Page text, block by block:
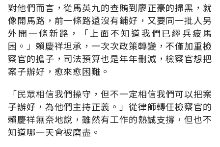
對他們而言，從馬英九的查賄到廖正豪的掃黑，就
像開馬路，前一條路還沒有鋪好，又要同一批人另
外開一條新路，「上面不知道我們已經兵疲馬
困。」賴慶祥坦承，一次次政策轉變，不僅加重檢
察官的擔子，司法預算也是年年刪減，檢察官想把
案子辦好，愈來愈困難。
「民眾相信我們操守，但不一定相信我們可以把案
子辦好，為他們主持正義。」從律師轉任檢察官的
賴慶祥無奈地說，雖然有工作的熱誠支撐，但也不
知道哪一天會被磨盡。